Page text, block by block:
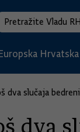
Hrvatska
dva slučaja
dva